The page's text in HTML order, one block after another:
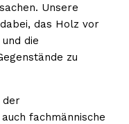
Unsere
das Holz vor
die
zu
der
fachmännische